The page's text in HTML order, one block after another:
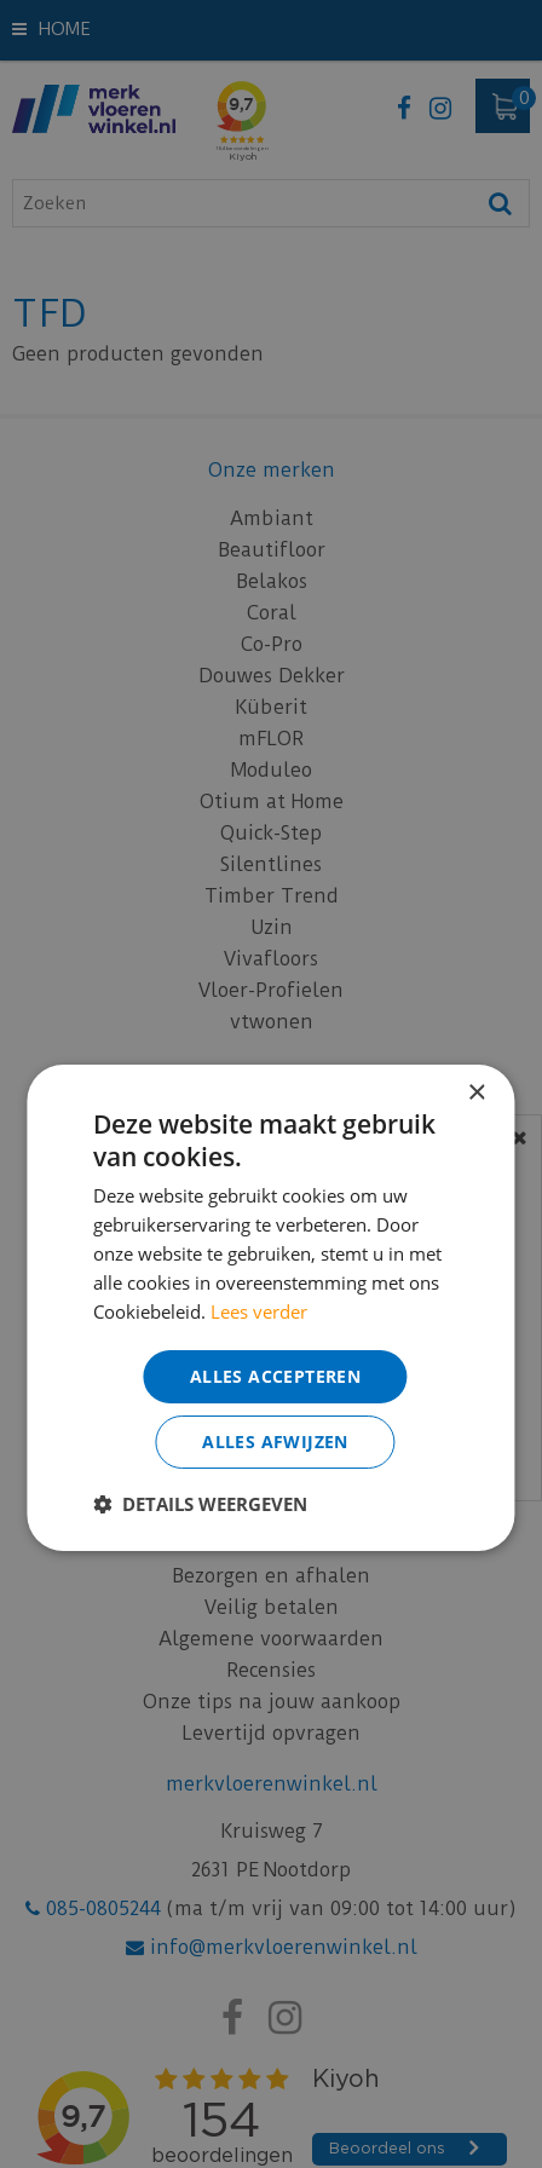
HOME
TFD
Geen producten gevonden
Onze merken
Ambiant
Beautifloor
Belakos
Coral
Co-Pro
Douwes Dekker
Küberit
mFLOR
Moduleo
Otium at Home
Quick-Step
Silentlines
Timber Trend
Uzin
Vivafloors
Vloer-Profielen
vtwonen
Laminaat vloeren
PVC vloeren
Visgraat vloeren
Traprenovatie
Ondervloeren
Egaliseren
Plinten
Accessoires
Wandpanelen
Informatie
Click PVC leggen
Bezorgen en afhalen
Veilig betalen
Algemene voorwaarden
Recensies
Onze tips na jouw aankoop
Levertijd opvragen
merkvloerenwinkel.nl
Kruisweg 7
2631 PE Nootdorp
085-0805244 (ma t/m vrij van 09:00 tot 14:00 uur)
info@merkvloerenwinkel.nl
BEREIKBAARHEID
In verband met de vakantie periode zijn wij
t/m 14 augustus telefonisch helaas niet
bereikbaar.
Bestelling worden uiteraard verwerkt
echter iets minder snel dan wat je van ons
gewend bent.
Voor vragen kan je ons bereiken via
info@merkvloerenwinkel.nl
×
Deze website maakt gebruik
van cookies.
Deze website gebruikt cookies om uw
gebruikerservaring te verbeteren. Door
onze website te gebruiken, stemt u in met
alle cookies in overeenstemming met ons
Cookiebeleid. Lees verder
ALLES ACCEPTEREN
ALLES AFWIJZEN
DETAILS WEERGEVEN